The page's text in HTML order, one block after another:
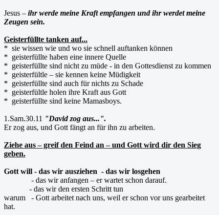
Jesus – ihr werde meine Kraft empfangen und ihr werdet meine
Zeugen sein.
Geisterfüllte tanken auf...
* sie wissen wie und wo sie schnell auftanken können
* geisterfüllte haben eine innere Quelle
* geisterfüllte sind nicht zu müde - in den Gottesdienst zu kommen
* geisterfültle – sie kennen keine Müdigkeit
* geisterfüllte sind auch für nichts zu Schade
* geisterfültle holen ihre Kraft aus Gott
* geisterfüllte sind keine Mamasboys.
1.Sam.30.11 "David zog aus...".
Er zog aus, und Gott fängt an für ihn zu arbeiten.
Ziehe aus – greif den Feind an – und Gott wird dir den Sieg
geben.
Gott will - das wir ausziehen - das wir losgehen
- das wir anfangen – er wartet schon darauf.
- das wir den ersten Schritt tun
warum - Gott arbeitet nach uns, weil er schon vor uns gearbeitet
hat.